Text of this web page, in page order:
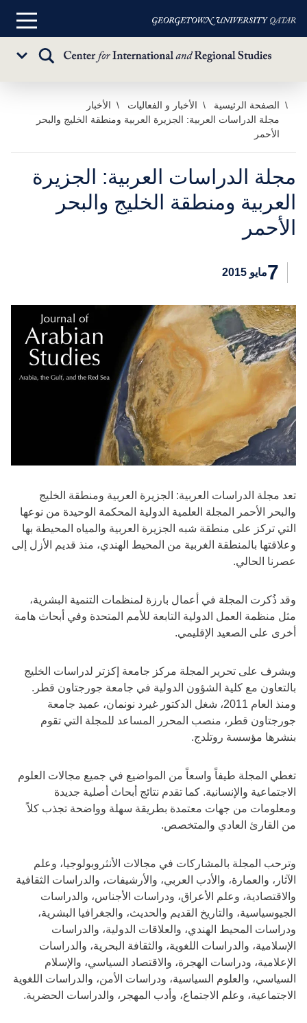
تخطي
المحتوى
الرئيسي
القائمة
تبديل
الصفحة الرئيسية الأخبار و الفعاليات
الأخبار
مجلة الدراسات العربية: الجزيرة العربية ومنطقة الخليج والبحر
الأحمر
مجلة الدراسات العربية: الجزيرة
العربية ومنطقة الخليج والبحر
الأحمر
7مايو 2015
تعد مجلة الدراسات العربية: الجزيرة العربية ومنطقة الخليج
والبحر الأحمر المجلة العلمية الدولية المحكمة الوحيدة من نوعها
التي تركز على منطقة شبه الجزيرة العربية والمياه المحيطة بها
وعلاقتها بالمنطقة الغربية من المحيط الهندي، منذ قديم الأزل إلى
عصرنا الحالي.
وقد ذُكرت المجلة في أعمال بارزة لمنظمات التنمية البشرية،
مثل منظمة العمل الدولية التابعة للأمم المتحدة وفي أبحاث هامة
أخرى على الصعيد الإقليمي.
ويشرف على تحرير المجلة مركز جامعة إكزتر لدراسات الخليج
بالتعاون مع كلية الشؤون الدولية في جامعة جورجتاون قطر.
ومنذ العام 2011، شغل الدكتور غيرد نونمان، عميد جامعة
جورجتاون قطر، منصب المحرر المساعد للمجلة التي تقوم
بنشرها مؤسسة روتلدج.
تغطي المجلة طيفاً واسعاً من المواضيع في جميع مجالات العلوم
الاجتماعية والإنسانية. كما تقدم نتائج أبحاث أصلية جديدة
ومعلومات من جهات معتمدة بطريقة سهلة وواضحة تجذب كلاً
من القارئ العادي والمتخصص.
وترحب المجلة بالمشاركات في مجالات الأنثروبولوجيا، وعلم
الآثار، والعمارة، والأدب العربي، والأرشيفات، والدراسات الثقافية
والاقتصادية، وعلم الأعراق، ودراسات الأجناس، والدراسات
الجيوسياسية، والتاريخ القديم والحديث، والجغرافيا البشرية،
ودراسات المحيط الهندي، والعلاقات الدولية، والدراسات
الإسلامية، والدراسات اللغوية، والثقافة البحرية، والدراسات
الإعلامية، ودراسات الهجرة، والاقتصاد السياسي، والإسلام
السياسي، والعلوم السياسية، ودراسات الأمن، والدراسات اللغوية
الاجتماعية، وعلم الاجتماع، وأدب المهجر، والدراسات الحضرية.